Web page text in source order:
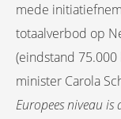
mede
totaalverbod op
(eindstand
minister Carola
Europees niveau is